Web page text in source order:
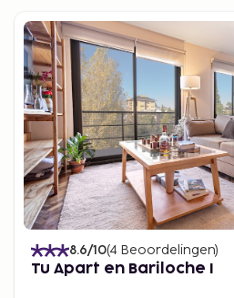
8.6/10(4 Beoordelingen)
Tu Apart en Bariloche I